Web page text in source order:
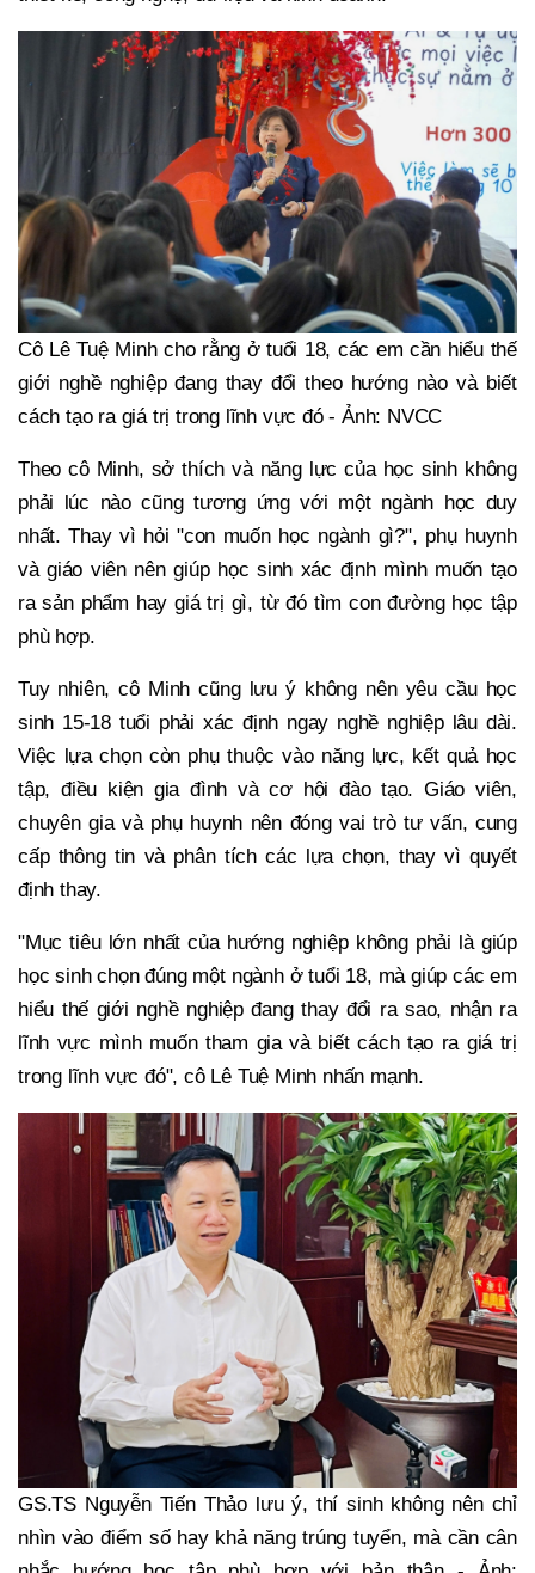
Cô Lê Tuệ Minh cho rằng ở tuổi 18, các em cần hiểu thế
giới nghề nghiệp đang thay đổi theo hướng nào và biết
cách tạo ra giá trị trong lĩnh vực đó - Ảnh: NVCC
Theo cô Minh, sở thích và năng lực của học sinh không
phải lúc nào cũng tương ứng với một ngành học duy
nhất. Thay vì hỏi "con muốn học ngành gì?", phụ huynh
và giáo viên nên giúp học sinh xác định mình muốn tạo
ra sản phẩm hay giá trị gì, từ đó tìm con đường học tập
phù hợp.
Tuy nhiên, cô Minh cũng lưu ý không nên yêu cầu học
sinh 15-18 tuổi phải xác định ngay nghề nghiệp lâu dài.
Việc lựa chọn còn phụ thuộc vào năng lực, kết quả học
tập, điều kiện gia đình và cơ hội đào tạo. Giáo viên,
chuyên gia và phụ huynh nên đóng vai trò tư vấn, cung
cấp thông tin và phân tích các lựa chọn, thay vì quyết
định thay.
"Mục tiêu lớn nhất của hướng nghiệp không phải là giúp
học sinh chọn đúng một ngành ở tuổi 18, mà giúp các em
hiểu thế giới nghề nghiệp đang thay đổi ra sao, nhận ra
lĩnh vực mình muốn tham gia và biết cách tạo ra giá trị
trong lĩnh vực đó", cô Lê Tuệ Minh nhấn mạnh.
GS.TS Nguyễn Tiến Thảo lưu ý, thí sinh không nên chỉ
nhìn vào điểm số hay khả năng trúng tuyển, mà cần cân